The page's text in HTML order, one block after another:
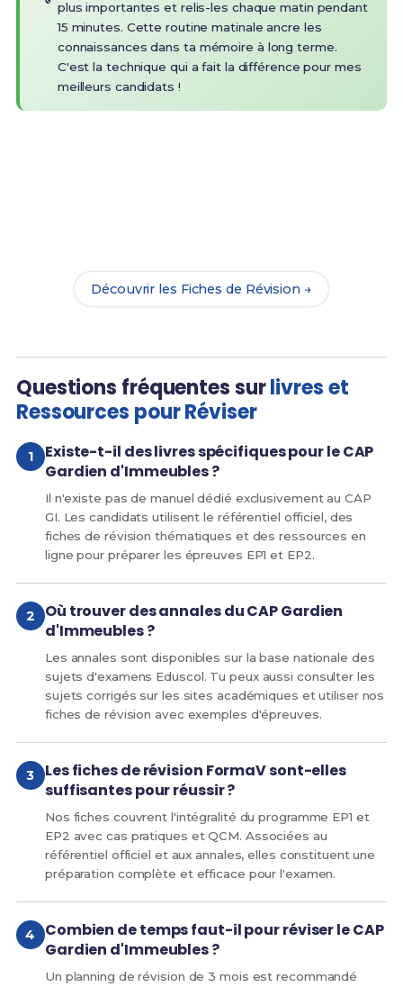
plus importantes et relis-les chaque matin pendant
15 minutes. Cette routine matinale ancre les
connaissances dans ta mémoire à long terme.
C'est la technique qui a fait la différence pour mes
meilleurs candidats !
Découvrir les Fiches de Révision →
Questions fréquentes surlivres et
Ressources pour Réviser
Existe-t-il des livres spécifiques pour le CAP
Gardien d'Immeubles ?
Il n'existe pas de manuel dédié exclusivement au CAP
GI. Les candidats utilisent le référentiel officiel, des
fiches de révision thématiques et des ressources en
ligne pour préparer les épreuves EP1 et EP2.
Où trouver des annales du CAP Gardien
d'Immeubles ?
Les annales sont disponibles sur la base nationale des
sujets d'examens Eduscol. Tu peux aussi consulter les
sujets corrigés sur les sites académiques et utiliser nos
fiches de révision avec exemples d'épreuves.
Les fiches de révision FormaV sont-elles
suffisantes pour réussir ?
Nos fiches couvrent l'intégralité du programme EP1 et
EP2 avec cas pratiques et QCM. Associées au
référentiel officiel et aux annales, elles constituent une
préparation complète et efficace pour l'examen.
Combien de temps faut-il pour réviser le CAP
Gardien d'Immeubles ?
Un planning de révision de 3 mois est recommandé